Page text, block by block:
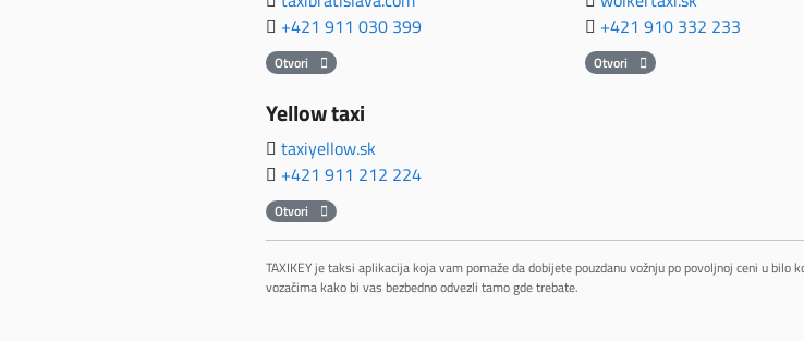
+421 911 030 399
Otvori
+421 910 332 233
Otvori
Yellow taxi
taxiyellow.sk
+421 911 212 224
Otvori
TAXIKEY je taksi aplikacija koja vam pomaže da dobijete pouzdanu vožnju po povoljnoj ceni u
vozačima kako bi vas bezbedno odvezli tamo gde trebate.